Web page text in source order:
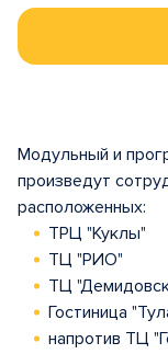
Модульный и
произведут
расположенных:
ТРЦ "Куклы"
ТЦ "РИО"
ТЦ
Гостиница
напротив ТЦ